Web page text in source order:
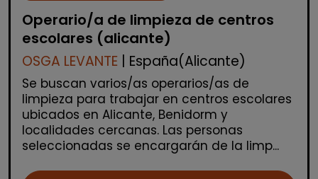
Operario/a de limpieza de centros
escolares (alicante)
OSGA LEVANTE | España(Alicante)
Se buscan varios/as operarios/as de
limpieza para trabajar en centros escolares
ubicados en Alicante, Benidorm y
localidades cercanas. Las personas
seleccionadas se encargarán de la limp...